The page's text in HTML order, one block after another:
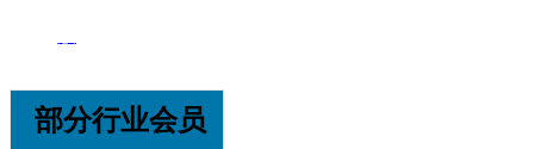
部分行业会员